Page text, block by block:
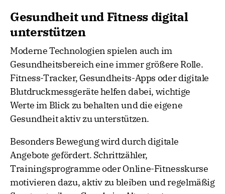
Gesundheit und Fitness digital
unterstützen
Moderne Technologien spielen auch im
Gesundheitsbereich eine immer größere Rolle.
Fitness-Tracker, Gesundheits-Apps oder digitale
Blutdruckmessgeräte helfen dabei, wichtige
Werte im Blick zu behalten und die eigene
Gesundheit aktiv zu unterstützen.
Besonders Bewegung wird durch digitale
Angebote gefördert. Schrittzähler,
Trainingsprogramme oder Online-Fitnesskurse
motivieren dazu, aktiv zu bleiben und regelmäßig